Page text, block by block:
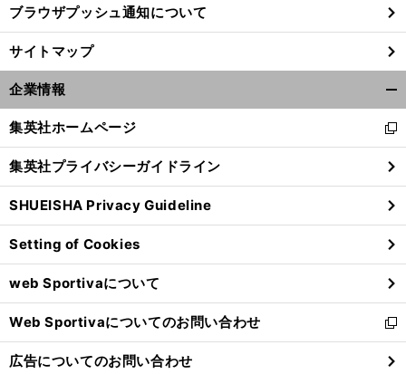
ブラウザプッシュ通知について
サイトマップ
企業情報
閉
る
集英社ホームページ
新
し
い
ウ
ィ
ン
ド
ウ
で
開
く
集英社プライバシーガイドライン
SHUEISHA Privacy Guideline
Setting of Cookies
web Sportivaについて
Web Sportivaについてのお問い合わせ
新
し
い
広告についてのお問い合わせ